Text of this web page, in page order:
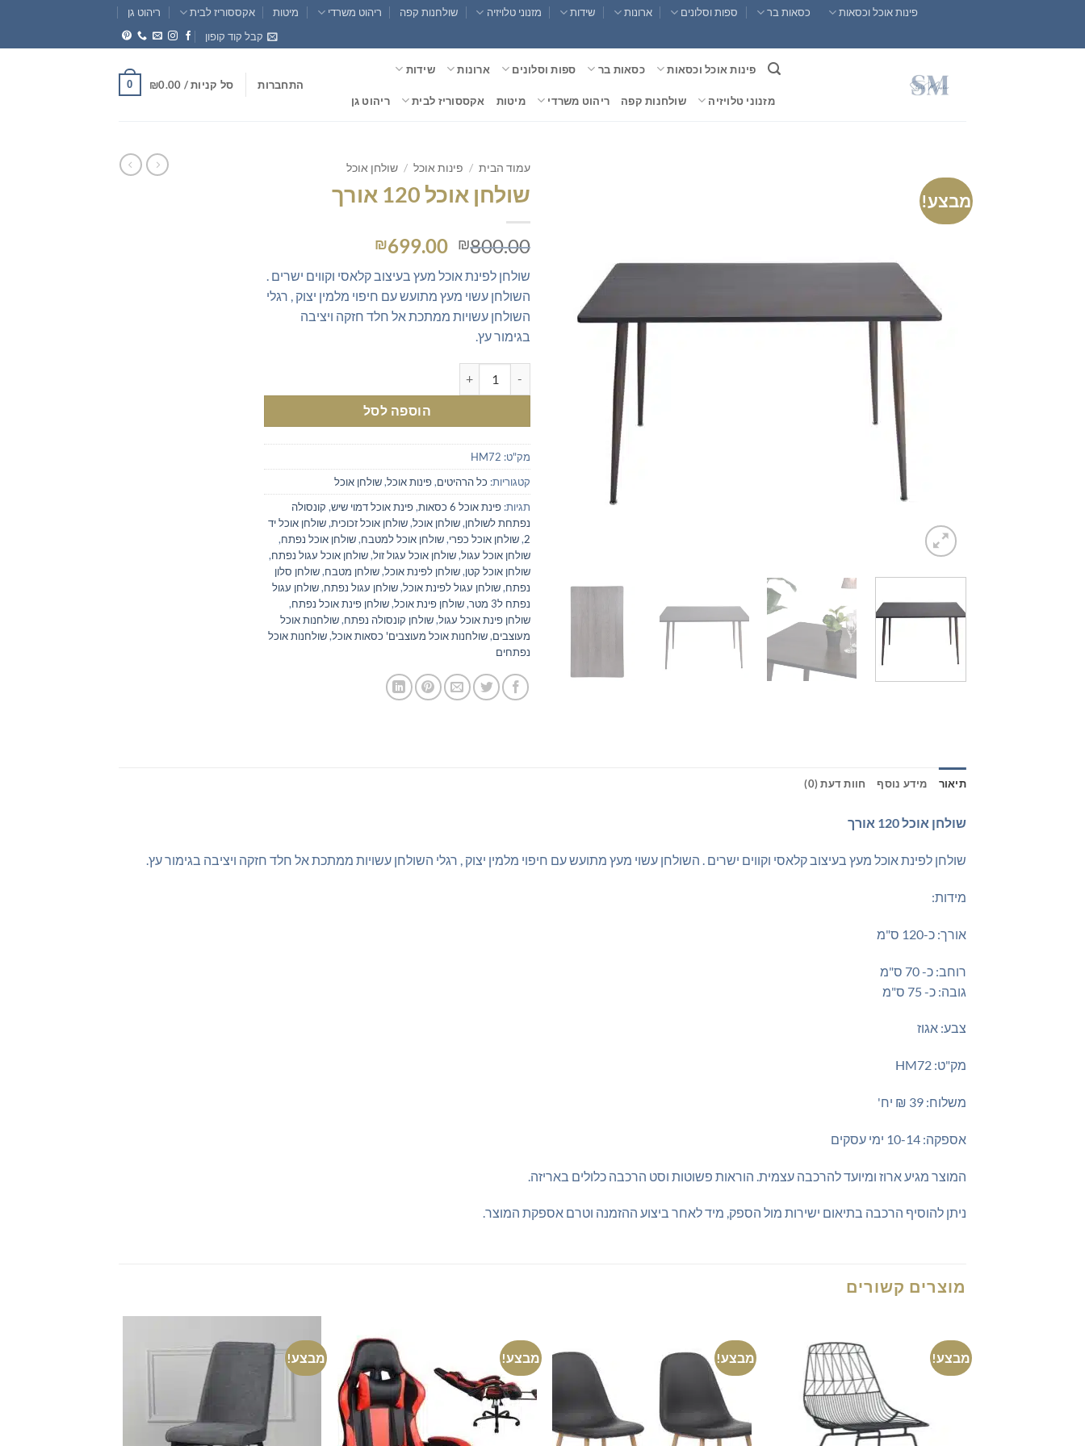
content
פינות אוכל וכסאות כסאות בר ספות וסלונים ארונות שידות מזנוני טלויזיה שולחנות קפה ריהוט משרדי מיטות אקססוריז לבית
ריהוט גן
קבל קוד קופון
פינות אוכל וכסאות כסאות בר ספות וסלונים ארונות שידות
מזנוני טלויזיה שולחנות קפה ריהוט משרדי מיטות אקססוריז לבית ריהוט גן
התחברות סל קניות / ₪0.00
0
מבצע!
עמוד הבית / פינות אוכל / שולחן אוכל
שולחן אוכל 120 אורך
₪800.00
המחיר
היה:
₪800.00.
₪699.00
הוא:
₪699.00.
שולחן לפינת אוכל מעץ בעיצוב קלאסי וקווים ישרים .
השולחן עשוי מעץ מתועש עם חיפוי מלמין יצוק , רגלי
השולחן עשויות ממתכת אל חלד חזקה ויציבה
בגימור עץ.
הוספה לסל
מק"ט: HM72
קטגוריות: כל הרהיטים,פינות אוכל,שולחן אוכל
תגיות: פינת אוכל 6 כסאות ,פינת אוכל דמוי שיש, קונסולה
נפתחת לשולחן,שולחן אוכל,שולחן אוכל זכוכית,שולחן אוכל יד
2
,שולחן אוכל כפרי,שולחן אוכל למטבח,שולחן אוכל נפתח,
שולחן אוכל עגול,שולחן אוכל עגול זול,שולחן אוכל עגול נפתח,
שולחן אוכל קטן,שולחן לפינת אוכל,שולחן מטבח,שולחן סלון
נפתח,שולחן עגול לפינת אוכל,שולחן עגול נפתח,שולחן עגול
נפתח ל3 מטר
,שולחן פינת אוכל,שולחן פינת אוכל נפתח,
שולחן פינת אוכל עגול,שולחן קונסולה נפתח,שולחנות אוכל
מעוצבים,שולחנות אוכל מעוצבים' כסאות אוכל,שולחנות אוכל
נפתחים
תיאור מידע נוסף חוות דעת (0)
שולחן אוכל 120 אורך
שולחן לפינת אוכל מעץ בעיצוב קלאסי וקווים ישרים . השולחן עשוי מעץ מתועש עם חיפוי מלמין יצוק , רגלי השולחן עשויות ממתכת אל חלד חזקה ויציבה בגימור עץ.
מידות:
אורך: כ-120 ס"מ
רוחב: כ- 70 ס"מ
גובה: כ- 75 ס"מ
צבע: אגוז
מק"ט: HM72
משלוח: 39 ₪ יח'
אספקה: 10-14 ימי עסקים
המוצר מגיע ארוז ומיועד להרכבה עצמית. הוראות פשוטות וסט הרכבה כלולים באריזה.
ניתן להוסיף הרכבה בתיאום ישירות מול הספק, מיד לאחר ביצוע ההזמנה וטרם אספקת המוצר.
מוצרים קשורים
מבצע! מבצע! מבצע! מבצע!